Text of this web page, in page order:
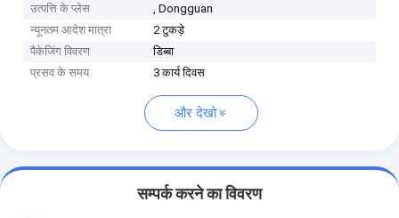
उत्पत्ति के प्लेस
, Dongguan
न्यूनतम आदेश मात्रा
2 टुकड़े
पैकेजिंग विवरण
डिब्बा
प्रसव के समय
3 कार्य दिवस
और देखो
सम्पर्क करने का विवरण